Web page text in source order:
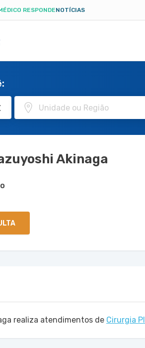
RESPONDENOTÍCIAS
Akinaga
realiza atendimentos de Cirurgia